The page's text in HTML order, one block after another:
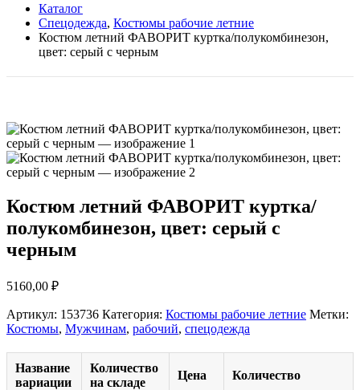
Каталог
Спецодежда, Костюмы рабочие летние
Костюм летний ФАВОРИТ куртка/полукомбинезон,
цвет: серый с черным
Костюм летний ФАВОРИТ куртка/
полукомбинезон, цвет: серый с
черным
5160,00 ₽
Артикул: 153736 Категория: Костюмы рабочие летние Метки:
Костюмы, Мужчинам, рабочий, спецодежда
Название
вариации
Количество
на складе
Цена Количество